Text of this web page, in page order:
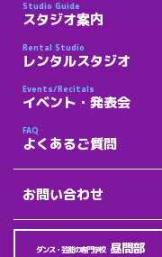
Studio Guide
スタジオ案内
Rental Studio
レンタルスタジオ
Events/Recitals
イベント・発表会
FAQ
よくあるご質問
お問い合わせ
ダンス・芸能の専門学校 昼間部